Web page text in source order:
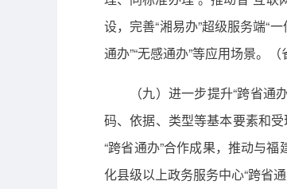
设，完善“湘易办”超级服务端“
通办”“无感通办”等应用场景。
（九）进一步提升“跨省
码、依据、类型等基本要素和
“跨省通办”合作成果，推动与福
化县级以上政务服务中心“跨省